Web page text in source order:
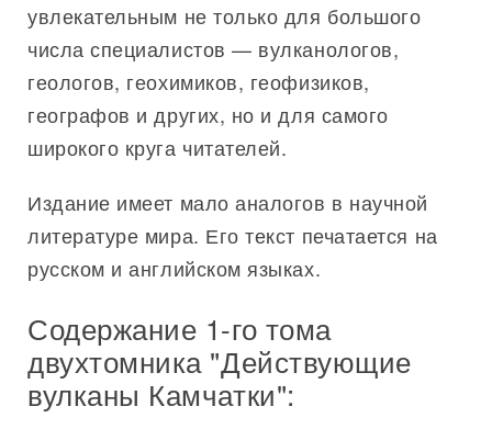
увлекательным не только для большого
числа специалистов — вулканологов,
геологов, геохимиков, геофизиков,
географов и других, но и для самого
широкого круга читателей.
Издание имеет мало аналогов в научной
литературе мира. Его текст печатается на
русском и английском языках.
Содержание 1-го тома
двухтомника "Действующие
вулканы Камчатки":